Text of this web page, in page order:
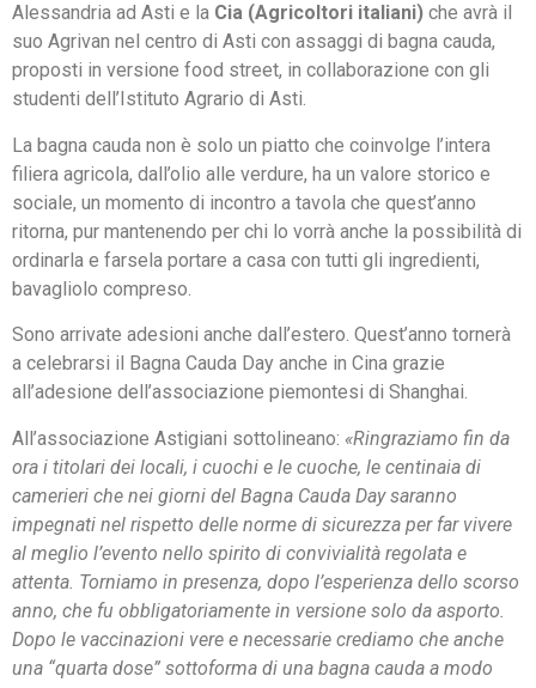
Alessandria ad Asti e la Cia (Agricoltori italiani) che avrà il
suo Agrivan nel centro di Asti con assaggi di bagna cauda,
proposti in versione food street, in collaborazione con gli
studenti dell’Istituto Agrario di Asti.
La bagna cauda non è solo un piatto che coinvolge l’intera
filiera agricola, dall’olio alle verdure, ha un valore storico e
sociale, un momento di incontro a tavola che quest’anno
ritorna, pur mantenendo per chi lo vorrà anche la possibilità di
ordinarla e farsela portare a casa con tutti gli ingredienti,
bavagliolo compreso.
Sono arrivate adesioni anche dall’estero. Quest’anno tornerà
a celebrarsi il Bagna Cauda Day anche in Cina grazie
all’adesione dell’associazione piemontesi di Shanghai.
All’associazione Astigiani sottolineano: «Ringraziamo fin da
ora i titolari dei locali, i cuochi e le cuoche, le centinaia di
camerieri che nei giorni del Bagna Cauda Day saranno
impegnati nel rispetto delle norme di sicurezza per far vivere
al meglio l’evento nello spirito di convivialità regolata e
attenta. Torniamo in presenza, dopo l’esperienza dello scorso
anno, che fu obbligatoriamente in versione solo da asporto.
Dopo le vaccinazioni vere e necessarie crediamo che anche
una “quarta dose” sottoforma di una bagna cauda a modo